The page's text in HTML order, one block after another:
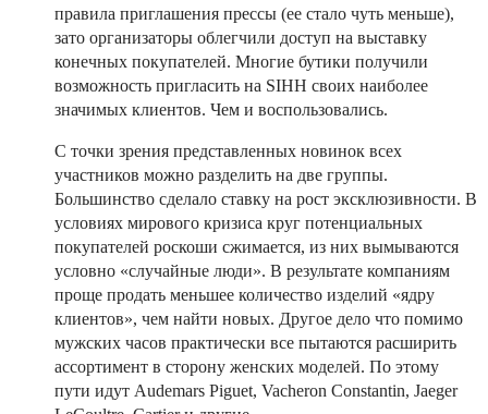
правила приглашения прессы (ее стало чуть меньше),
зато организаторы облегчили доступ на выставку
конечных покупателей. Многие бутики получили
возможность пригласить на SIHH своих наиболее
значимых клиентов. Чем и воспользовались.
С точки зрения представленных новинок всех
участников можно разделить на две группы.
Большинство сделало ставку на рост эксклюзивности. В
условиях мирового кризиса круг потенциальных
покупателей роскоши сжимается, из них вымываются
условно «случайные люди». В результате компаниям
проще продать меньшее количество изделий «ядру
клиентов», чем найти новых. Другое дело что помимо
мужских часов практически все пытаются расширить
ассортимент в сторону женских моделей. По этому
пути идут Audemars Piguet, Vacheron Constantin, Jaeger